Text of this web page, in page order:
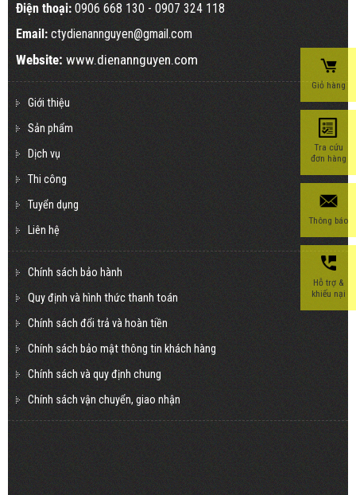
Điện thoại: 0906 668 130 - 0907 324 118
Email: ctydienannguyen@gmail.com
Website: www.dienannguyen.com
Giới thiệu
Sản phẩm
Dịch vụ
Thi công
Tuyển dụng
Liên hệ
Chính sách bảo hành
Quy định và hình thức thanh toán
Chính sách đổi trả và hoàn tiền
Chính sách bảo mật thông tin khách hàng
Chính sách và quy định chung
Chính sách vận chuyển, giao nhận
Giỏ hàng
Tra cứu
đơn hàng
Thông báo
Hỗ trợ &
khiếu nại